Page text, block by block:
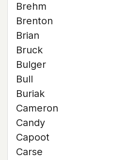
Brehm
Brenton
Brian
Bruck
Bulger
Bull
Buriak
Cameron
Candy
Capoot
Carse